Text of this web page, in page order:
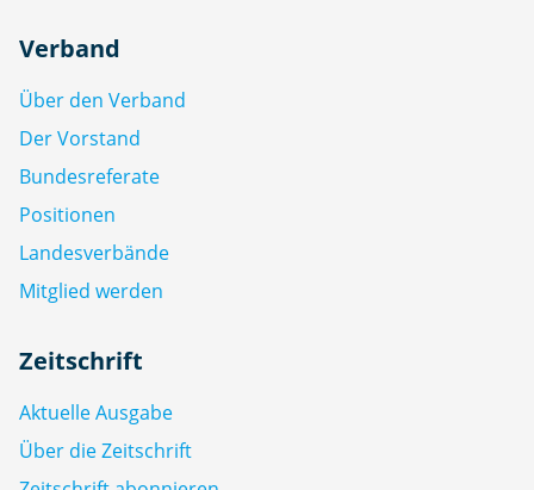
Verband
Über den Verband
Der Vorstand
Bundesreferate
Positionen
Landesverbände
Mitglied werden
Zeitschrift
Aktuelle Ausgabe
Über die Zeitschrift